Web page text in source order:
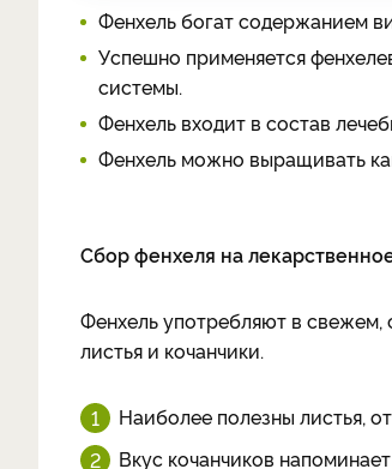
Фенхель богат содержанием
Успешно применяется
системы.
Фенхель входит в состав
Фенхель можно выращивать
Сбор фенхеля на
Фенхель употребляют в
листья и кочанчики.
Наиболее полезны листья,
Вкус кочанчиков